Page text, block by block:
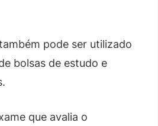
pode ser utilizado
bolsas de estudo e
que avalia o